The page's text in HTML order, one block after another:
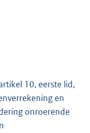
10, eerste lid,
en
onroerende